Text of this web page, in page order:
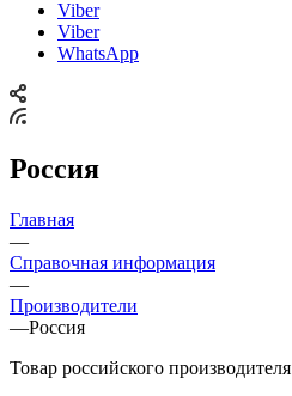
Viber
Viber
WhatsApp
Россия
Главная
—
Справочная информация
—
Производители
—Россия
Товар российского производителя